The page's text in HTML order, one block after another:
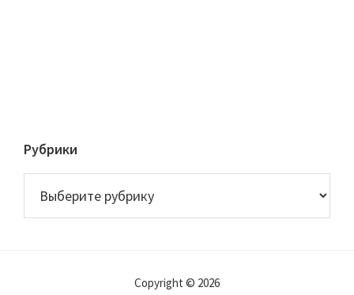
Рубрики
Copyright © 2026